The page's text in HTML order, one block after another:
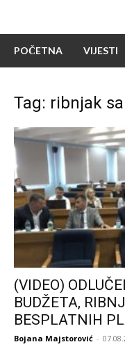
POČETNA VIJESTI
Tag: ribnjak
(VIDEO)
BUDŽETA,
BESPLATNIH
Bojana Majstorović -